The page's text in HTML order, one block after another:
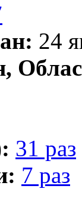
24
31 раз
7 раз